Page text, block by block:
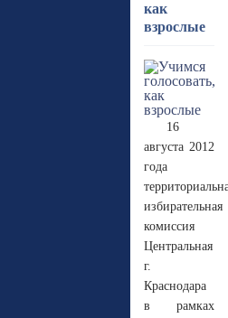
как
взрослые
16
августа 2012
года
избирательная
комиссия
Центральная
г.
Краснодара
в рамках